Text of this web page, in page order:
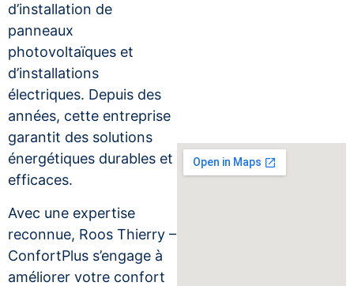
d’installation de
panneaux
photovoltaïques et
d’installations
électriques. Depuis des
années, cette entreprise
garantit des solutions
énergétiques durables et
efficaces.
Avec une expertise
reconnue, Roos Thierry –
ConfortPlus s’engage à
améliorer votre confort